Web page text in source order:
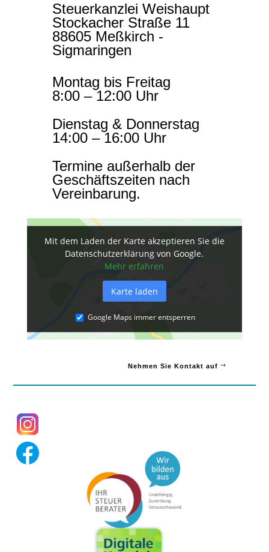
Steuerkanzlei Weishaupt
Stockacher Straße 11
88605 Meßkirch -
Sigmaringen
Montag bis Freitag
8:00 – 12:00 Uhr
Dienstag & Donnerstag
14:00 – 16:00 Uhr
Termine außerhalb der
Geschäftszeiten nach
Vereinbarung.
Mit dem Laden der Karte akzeptieren Sie die
Datenschutzerklärung von Google.
Mehr erfahren
Karte laden
Google Maps immer entsperren
Nehmen Sie Kontakt auf